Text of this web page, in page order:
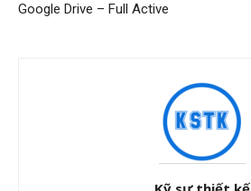
Google Drive – Full Active